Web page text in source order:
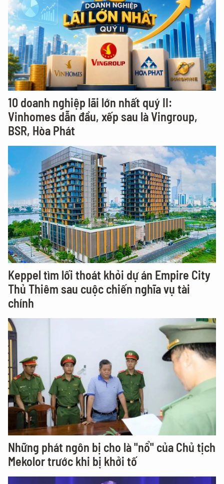
10 doanh nghiệp lãi lớn nhất quý II:
Vinhomes dẫn đầu, xếp sau là Vingroup,
BSR, Hòa Phát
Keppel tìm lối thoát khỏi dự án Empire City
Thủ Thiêm sau cuộc chiến nghĩa vụ tài
chính
Những phát ngôn bị cho là "nổ" của Chủ tịch
Mekolor trước khi bị khởi tố